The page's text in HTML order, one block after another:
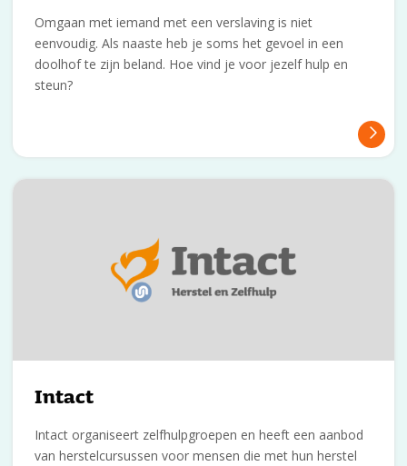
Omgaan met iemand met een verslaving is niet
eenvoudig. Als naaste heb je soms het gevoel in een
doolhof te zijn beland. Hoe vind je voor jezelf hulp en
steun?
Intact
Intact organiseert zelfhulpgroepen en heeft een aanbod
van herstelcursussen voor mensen die met hun herstel